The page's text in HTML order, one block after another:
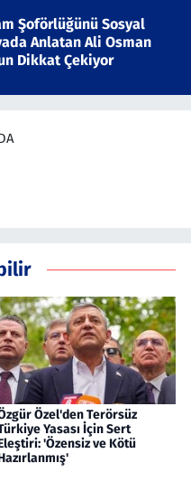
Şoförlüğünü Sosyal
Anlatan Ali Osman
Dikkat Çekiyor
Özel'den Terörsüz
Yasası İçin Sert
'Özensiz ve Kötü